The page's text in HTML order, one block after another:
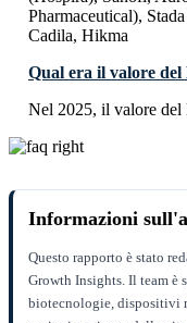
Pharmaceutical),
Cadila, Hikma
Qual era il valore del
Nel 2025, il valore del
Informazioni
Questo rapporto è stato
Growth Insights. Il team è
biotecnologie, dispositivi